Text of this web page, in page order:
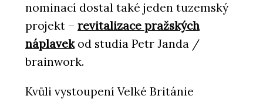
nominací dostal také jeden tuzemský
projekt – revitalizace pražských
náplavekod studia Petr Janda /
brainwork.
Kvůli vystoupení Velké Británie